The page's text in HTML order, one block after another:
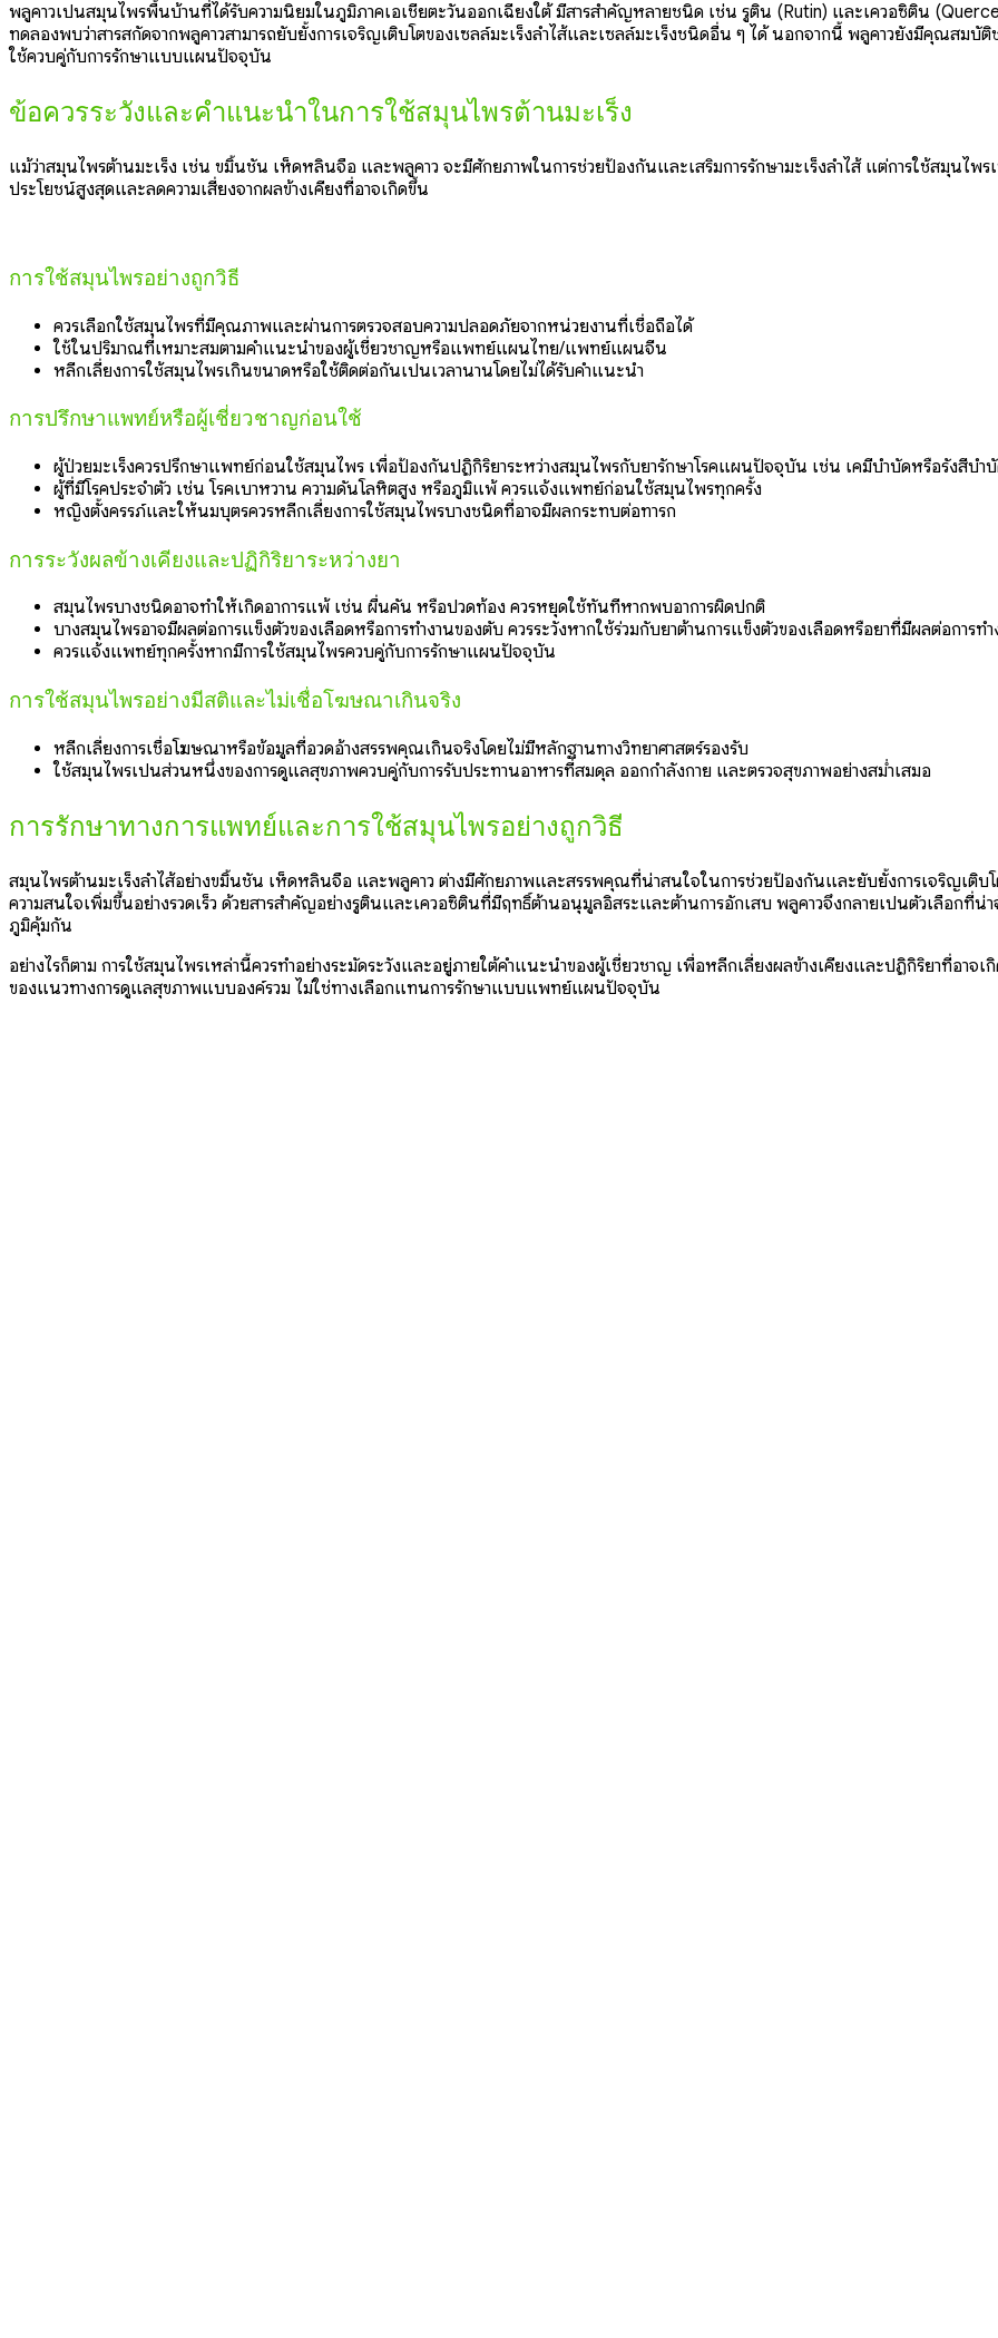
พลูคาวเป็นสมุนไพรพื้นบ้านที่ได้รับความนิยมในภูมิภาคเอเชียตะวันออกเฉียงใต้ มีสารสำคัญหลายชนิด เช่น รูติน (Rutin) และเควอซิติน
ทดลองพบว่าสารสกัดจากพลูคาวสามารถยับยั้งการเจริญเติบโตของเซลล์มะเร็งลำไส้และเซลล์มะเร็งชนิดอื่น ๆ ได้ นอกจากนี้ พลูคาวยังมีคุณสม
ใช้ควบคู่กับการรักษาแบบแผนปัจจุบัน
ข้อควรระวังและคำแนะนำในการใช้สมุนไพรต้านมะเร็ง
แม้ว่าสมุนไพรต้านมะเร็ง เช่น ขมิ้นชัน เห็ดหลินจือ และพลูคาว จะมีศักยภาพในการช่วยป้องกันและเสริมการรักษามะเร็งลำไส้ แต่การใช้สมุนไพ
ประโยชน์สูงสุดและลดความเสี่ยงจากผลข้างเคียงที่อาจเกิดขึ้น
การใช้สมุนไพรอย่างถูกวิธี
ควรเลือกใช้สมุนไพรที่มีคุณภาพและผ่านการตรวจสอบความปลอดภัยจากหน่วยงานที่เชื่อถือได้
ใช้ในปริมาณที่เหมาะสมตามคำแนะนำของผู้เชี่ยวชาญหรือแพทย์แผนไทย/แพทย์แผนจีน
หลีกเลี่ยงการใช้สมุนไพรเกินขนาดหรือใช้ติดต่อกันเป็นเวลานานโดยไม่ได้รับคำแนะนำ
การปรึกษาแพทย์หรือผู้เชี่ยวชาญก่อนใช้
ผู้ป่วยมะเร็งควรปรึกษาแพทย์ก่อนใช้สมุนไพร เพื่อป้องกันปฏิกิริยาระหว่างสมุนไพรกับยารักษาโรคแผนปัจจุบัน เช่น เคมีบำบัดหรือรังสีบำ
ผู้ที่มีโรคประจำตัว เช่น โรคเบาหวาน ความดันโลหิตสูง หรือภูมิแพ้ ควรแจ้งแพทย์ก่อนใช้สมุนไพรทุกครั้ง
หญิงตั้งครรภ์และให้นมบุตรควรหลีกเลี่ยงการใช้สมุนไพรบางชนิดที่อาจมีผลกระทบต่อทารก
การระวังผลข้างเคียงและปฏิกิริยาระหว่างยา
สมุนไพรบางชนิดอาจทำให้เกิดอาการแพ้ เช่น ผื่นคัน หรือปวดท้อง ควรหยุดใช้ทันทีหากพบอาการผิดปกติ
บางสมุนไพรอาจมีผลต่อการแข็งตัวของเลือดหรือการทำงานของตับ ควรระวังหากใช้ร่วมกับยาต้านการแข็งตัวของเลือดหรือยาที่มีผลต่อการท
ควรแจ้งแพทย์ทุกครั้งหากมีการใช้สมุนไพรควบคู่กับการรักษาแผนปัจจุบัน
การใช้สมุนไพรอย่างมีสติและไม่เชื่อโฆษณาเกินจริง
หลีกเลี่ยงการเชื่อโฆษณาหรือข้อมูลที่อวดอ้างสรรพคุณเกินจริงโดยไม่มีหลักฐานทางวิทยาศาสตร์รองรับ
ใช้สมุนไพรเป็นส่วนหนึ่งของการดูแลสุขภาพควบคู่กับการรับประทานอาหารที่สมดุล ออกกำลังกาย และตรวจสุขภาพอย่างสม่ำเสมอ
การรักษาทางการแพทย์และการใช้สมุนไพรอย่างถูกวิธี
สมุนไพรต้านมะเร็งลำไส้อย่างขมิ้นชัน เห็ดหลินจือ และพลูคาว ต่างมีศักยภาพและสรรพคุณที่น่าสนใจในการช่วยป้องกันและยับยั้งการเจริญเติบ
ความสนใจเพิ่มขึ้นอย่างรวดเร็ว ด้วยสารสำคัญอย่างรูตินและเควอซิตินที่มีฤทธิ์ต้านอนุมูลอิสระและต้านการอักเสบ พลูคาวจึงกลายเป็นตัวเลือกที่
ภูมิคุ้มกัน
อย่างไรก็ตาม การใช้สมุนไพรเหล่านี้ควรทำอย่างระมัดระวังและอยู่ภายใต้คำแนะนำของผู้เชี่ยวชาญ เพื่อหลีกเลี่ยงผลข้างเคียงและปฏิกิริยาที่อ
ของแนวทางการดูแลสุขภาพแบบองค์รวม ไม่ใช่ทางเลือกแทนการรักษาแบบแพทย์แผนปัจจุบัน